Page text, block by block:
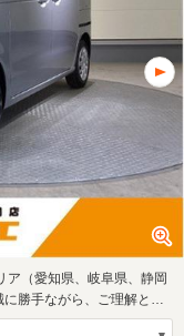
（愛知県、岐阜県、静岡
勝手ながら、ご理解とご